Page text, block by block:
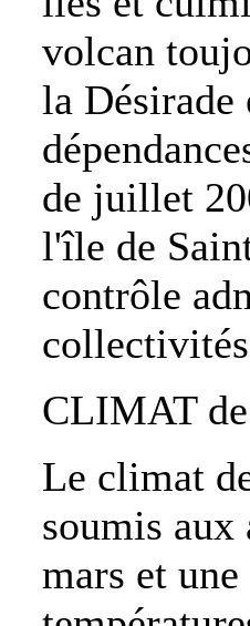
volcan
la Désirade
de juillet
l'île de
contrôle
CLIMAT
Le climat
soumis aux
mars et